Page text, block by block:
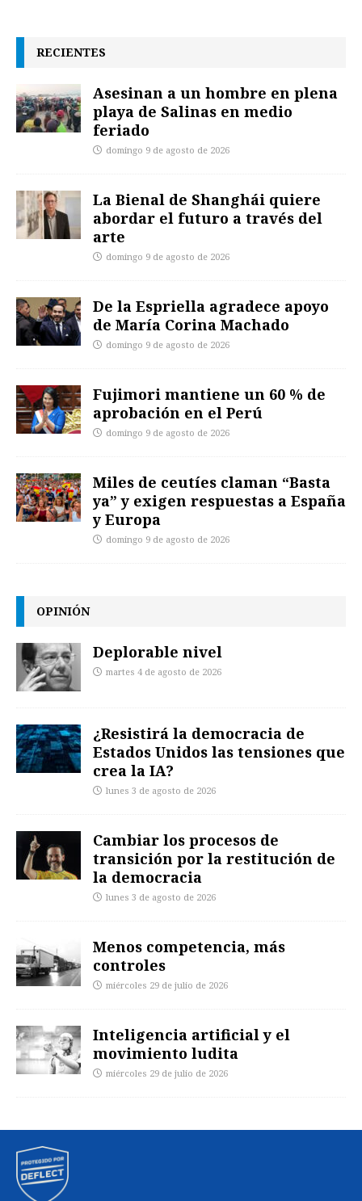
RECIENTES
Asesinan a un hombre en plena
playa de Salinas en medio
feriado
domingo 9 de agosto de 2026
La Bienal de Shanghái quiere
abordar el futuro a través del
arte
domingo 9 de agosto de 2026
De la Espriella agradece apoyo
de María Corina Machado
domingo 9 de agosto de 2026
Fujimori mantiene un 60 % de
aprobación en el Perú
domingo 9 de agosto de 2026
Miles de ceutíes claman “Basta
ya” y exigen respuestas a España
y Europa
domingo 9 de agosto de 2026
OPINIÓN
Deplorable nivel
martes 4 de agosto de 2026
¿Resistirá la democracia de
Estados Unidos las tensiones que
crea la IA?
lunes 3 de agosto de 2026
Cambiar los procesos de
transición por la restitución de
la democracia
lunes 3 de agosto de 2026
Menos competencia, más
controles
miércoles 29 de julio de 2026
Inteligencia artificial y el
movimiento ludita
miércoles 29 de julio de 2026